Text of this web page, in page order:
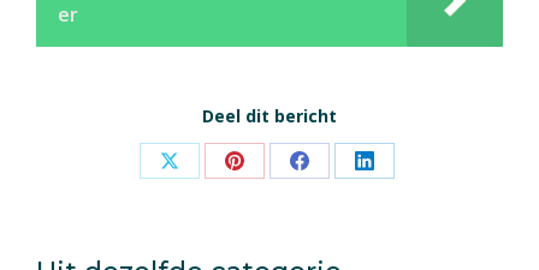
er
Deel dit bericht
Share Share Share Share